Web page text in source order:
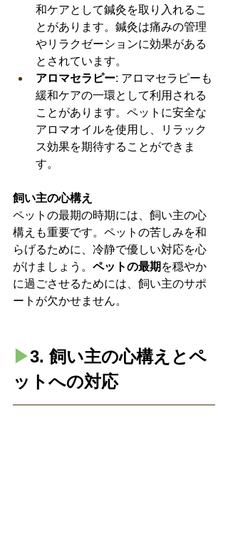
和ケアとして鍼灸を取り入れるこ
とがあります。鍼灸は痛みの管理
やリラクゼーションに効果がある
とされています。
アロマセラピー: アロマセラピーも
緩和ケアの一環として利用される
ことがあります。ペットに安全な
アロマオイルを使用し、リラック
ス効果を期待することができま
す。
飼い主の心構え
ペットの最期の時期には、飼い主の心
構えも重要です。ペットの苦しみを和
らげるために、冷静で優しい対応を心
がけましょう。 ペットの最期 を穏やか
に過ごさせるためには、飼い主のサポ
ートが欠かせません。
▶︎3. 飼い主の心構えとペ
ットへの対応